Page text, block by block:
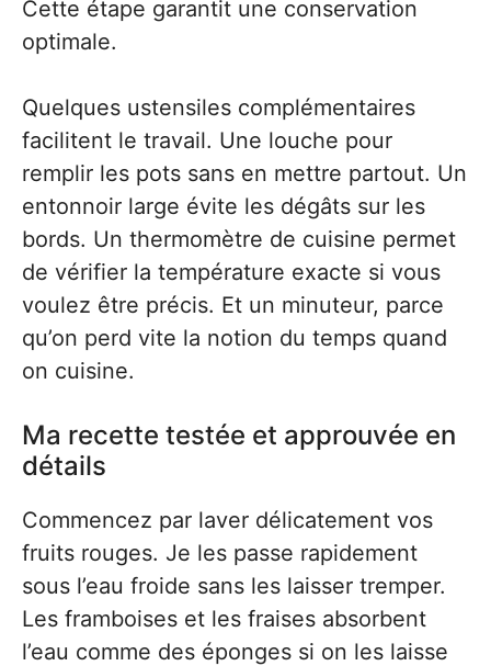
Cette étape garantit une conservation
optimale.
Quelques ustensiles complémentaires
facilitent le travail. Une louche pour
remplir les pots sans en mettre partout. Un
entonnoir large évite les dégâts sur les
bords. Un thermomètre de cuisine permet
de vérifier la température exacte si vous
voulez être précis. Et un minuteur, parce
qu’on perd vite la notion du temps quand
on cuisine.
Ma recette testée et approuvée en
détails
Commencez par laver délicatement vos
fruits rouges. Je les passe rapidement
sous l’eau froide sans les laisser tremper.
Les framboises et les fraises absorbent
l’eau comme des éponges si on les laisse